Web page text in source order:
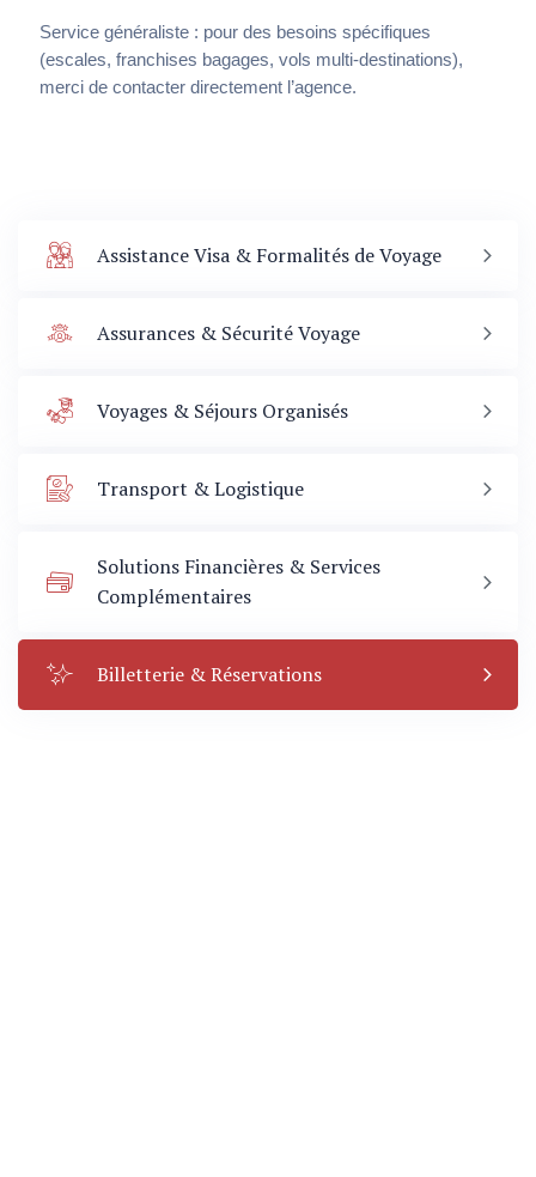
Assistance Visa & Formalités de Voyage
Assurances & Sécurité Voyage
Voyages & Séjours Organisés
Transport & Logistique
Solutions Financières & Services
Complémentaires
Billetterie & Réservations
Voyages
Service généraliste : pour des besoins spécifiques
(escales, franchises bagages, vols multi-destinations),
merci de contacter directement l’agence.